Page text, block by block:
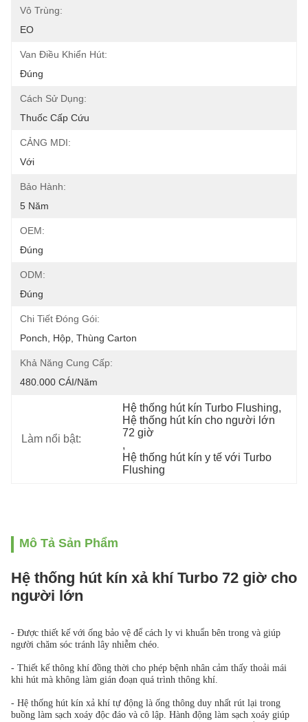
Vô Trùng:
EO
Van Điều Khiển Hút:
Đúng
Cách Sử Dụng:
Thuốc Cấp Cứu
CẢNG MDI:
Với
Bảo Hành:
5 Năm
OEM:
Đúng
ODM:
Đúng
Chi Tiết Đóng Gói:
Ponch, Hộp, Thùng Carton
Khả Năng Cung Cấp:
480.000 CÁI/năm
Làm nổi bật:
Hệ thống hút kín Turbo Flushing,
Hệ thống hút kín cho người lớn
72 giờ
,
Hệ thống hút kín y tế với Turbo
Flushing
Mô Tả Sản Phẩm
Hệ thống hút kín xả khí Turbo 72 giờ cho
người lớn
- Được thiết kế với ống bảo vệ để cách ly vi khuẩn bên trong và giúp
người chăm sóc tránh lây nhiễm chéo.
- Thiết kế thông khí đồng thời cho phép bệnh nhân cảm thấy thoải mái
khi hút mà không làm gián đoạn quá trình thông khí.
- Hệ thống hút kín xả khí tự động là ống thông duy nhất rút lại trong
buồng làm sạch xoáy độc đáo và cô lập. Hành động làm sạch xoáy giúp